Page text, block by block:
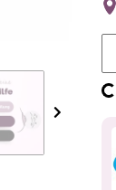
Loading...